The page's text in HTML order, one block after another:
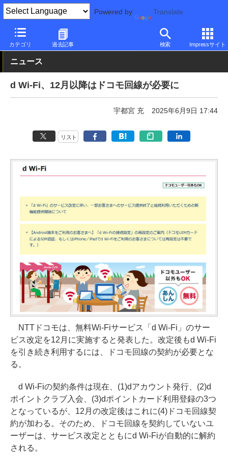
Powered by Translate
カテゴリ 過去記事 検索 Impressサイト
PC Watch 市場 サービス
ニュース
d Wi-Fi、12月以降はドコモ回線が必要に
宇都宮 充 2025年6月9日 17:44
リスト
NTTドコモは、無料Wi-Fiサービス「d Wi-Fi」のサー
ビス改定を12月に実施すると発表した。改定後もd Wi-Fi
を引き続き利用するには、ドコモ回線の契約が必要とな
る。
d Wi-Fiの契約条件は現在、(1)dアカウント発行、(2)d
ポイントクラブ入会、(3)dポイントカード利用登録の3つ
となっているが、12月の改定後はこれに(4)ドコモ回線契
約が加わる。そのため、ドコモ回線を契約していないユ
ーザーは、サービス改定とともにd Wi-Fiが自動的に解約
される。